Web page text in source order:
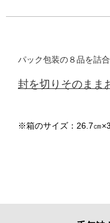
パック包装の８品を詰
封を切りそのまま
※箱のサイズ：26.7㎝